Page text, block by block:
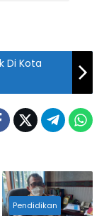
Di Kota
Pendidikan